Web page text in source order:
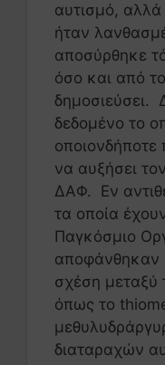
αυτισμό, αλλά
ήταν
αποσύρθηκε
όσο και από
δημοσιεύσει.
δεδομένο το
οποιονδήποτε
να αυξήσει
ΔΑΦ. Εν
τα οποία
Παγκόσμιο
αποφάνθηκαν
σχέση μεταξύ
όπως το
διαταραχών